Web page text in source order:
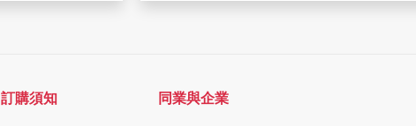
訂購須知 同業與企業